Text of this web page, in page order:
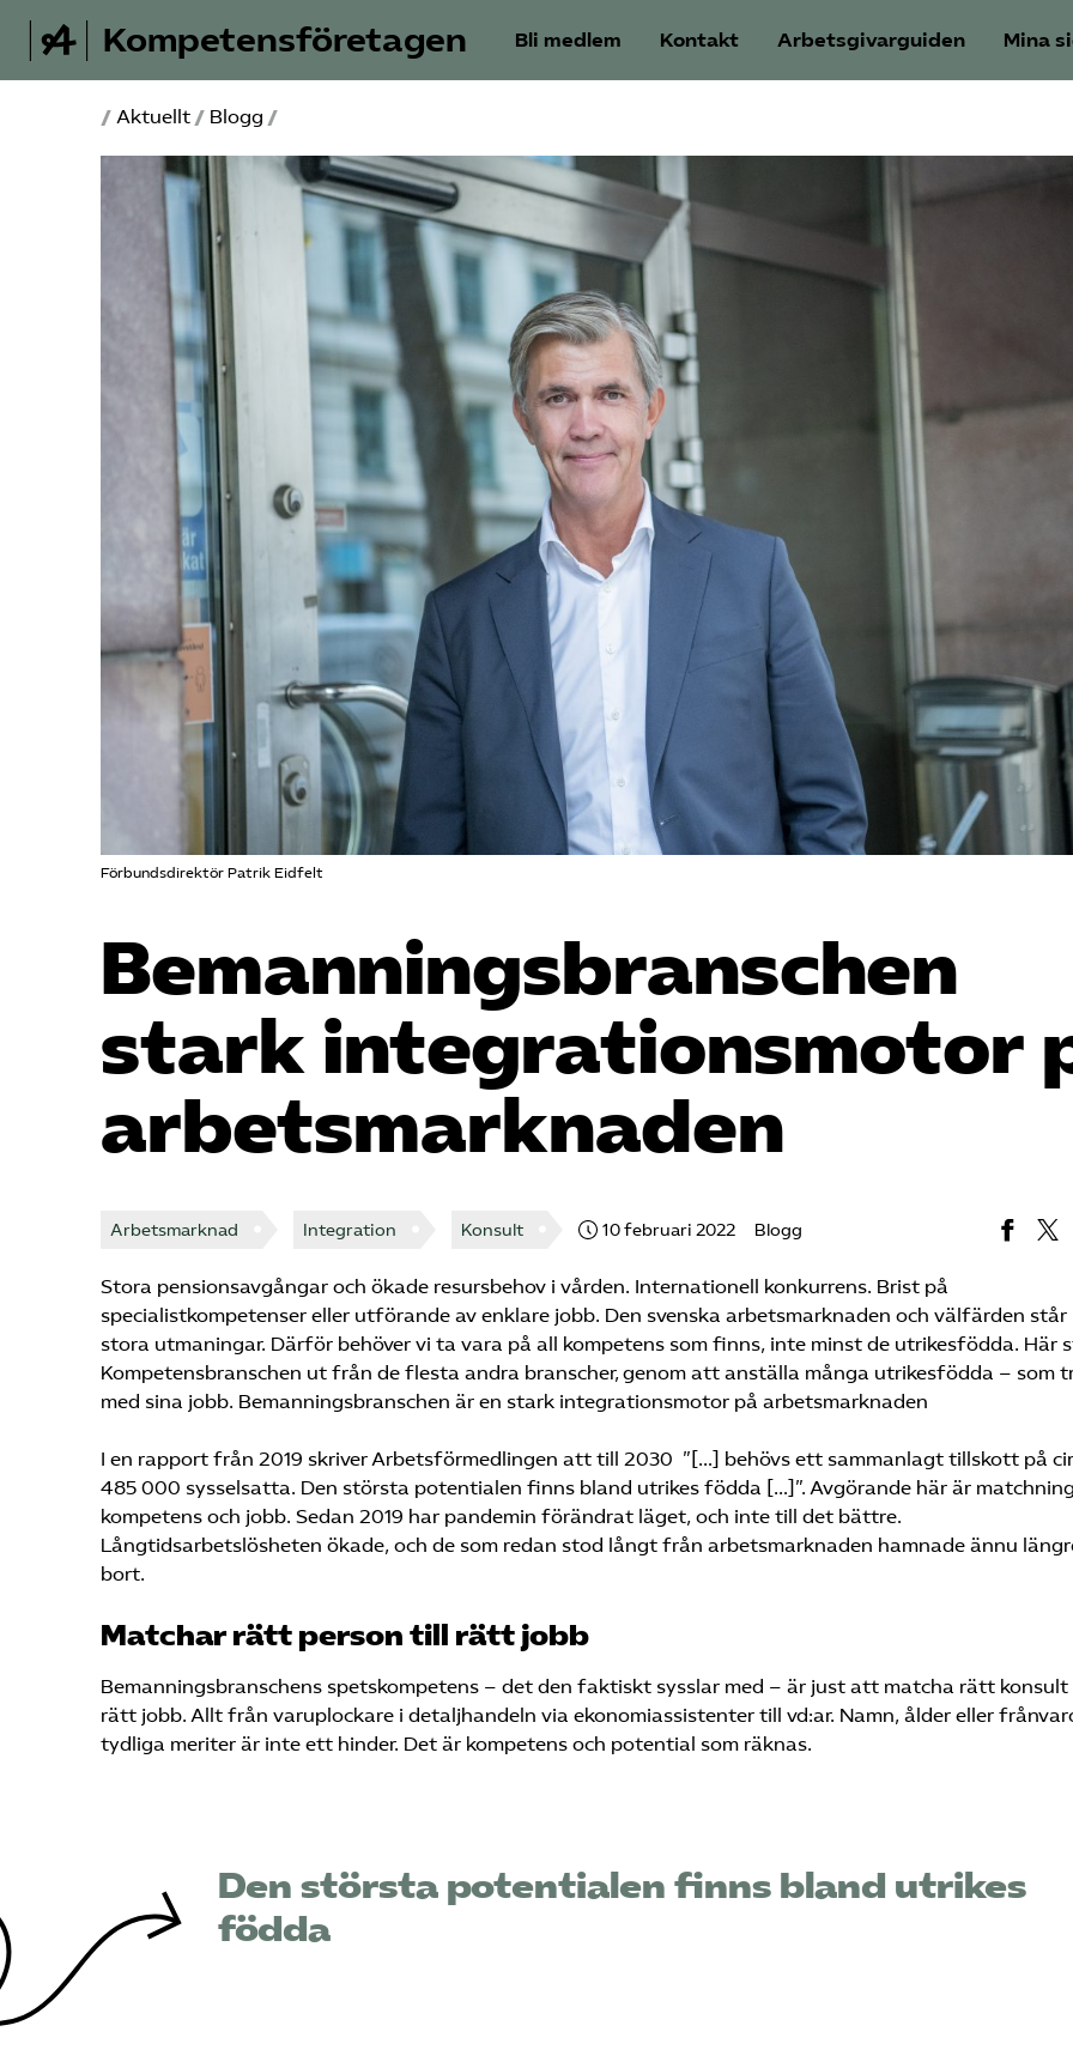
Kompetensföretagen Bli medlem Kontakt Arbetsgivarguiden Mina
/ Aktuellt / Blogg /
Förbundsdirektör Patrik Eidfelt
Bemannings­branschen
stark integrationsmotor
arbetsmarknaden
Arbetsmarknad Integration Konsult 10 februari 2022 Blogg
Stora pensionsavgångar och ökade resursbehov i vården. Internationell konkurrens. Brist på
specialistkompetenser eller utförande av enklare jobb. Den svenska arbetsmarknaden och välfärden
stora utmaningar. Därför behöver vi ta vara på all kompetens som finns, inte minst de utrikesfödda. Här
Kompetensbranschen ut från de flesta andra branscher, genom att anställa många utrikesfödda – som
med sina jobb. Bemanningsbranschen är en stark integrationsmotor på arbetsmarknaden
I en rapport från 2019 skriver Arbetsförmedlingen att till 2030 ”[…] behövs ett sammanlagt tillskott på
485 000 sysselsatta. Den största potentialen finns bland utrikes födda […]”. Avgörande här är
kompetens och jobb. Sedan 2019 har pandemin förändrat läget, och inte till det bättre.
Långtidsarbetslösheten ökade, och de som redan stod långt från arbetsmarknaden hamnade ännu
bort.
Matchar rätt person till rätt jobb
Bemanningsbranschens spetskompetens – det den faktiskt sysslar med – är just att matcha rätt
rätt jobb. Allt från varuplockare i detaljhandeln via ekonomiassistenter till vd:ar. Namn, ålder eller
tydliga meriter är inte ett hinder. Det är kompetens och potential som räknas.
Den största potentialen finns bland utrikes
födda